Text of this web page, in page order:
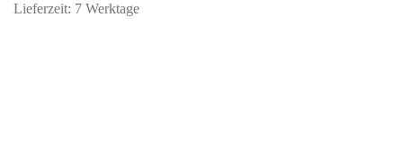
Lieferzeit: 7 Werktage